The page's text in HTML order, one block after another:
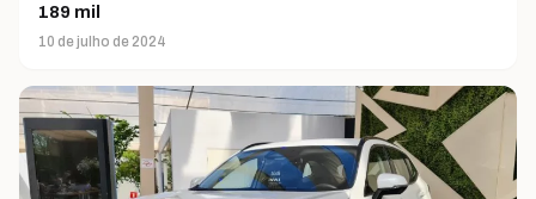
189 mil
10 de julho de 2024